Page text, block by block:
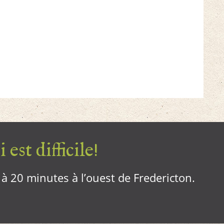
est difficile!
20 minutes à l’ouest de Fredericton.